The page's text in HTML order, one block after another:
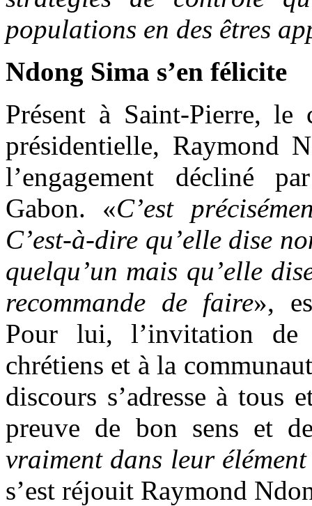
populations en des êtres
Ndong Sima s’en félicite
Présent à Saint-Pierre,
présidentielle, Raymond
l’engagement décliné
Gabon. «C’est
C’est-à-dire qu’elle dise
quelqu’un mais qu’elle
recommande de faire»,
Pour lui, l’invitation de
chrétiens et à la
discours s’adresse à tous
preuve de bon sens et
vraiment dans leur
s’est réjouit Raymond